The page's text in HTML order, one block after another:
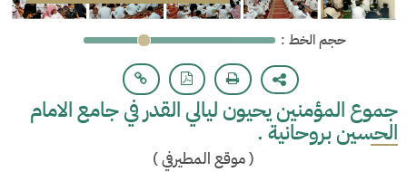
: حجم الخط
جموع المؤمنين يحيون ليالي القدر في جامع الامام
الحسين بروحانية .
(موقع المطيرفي)